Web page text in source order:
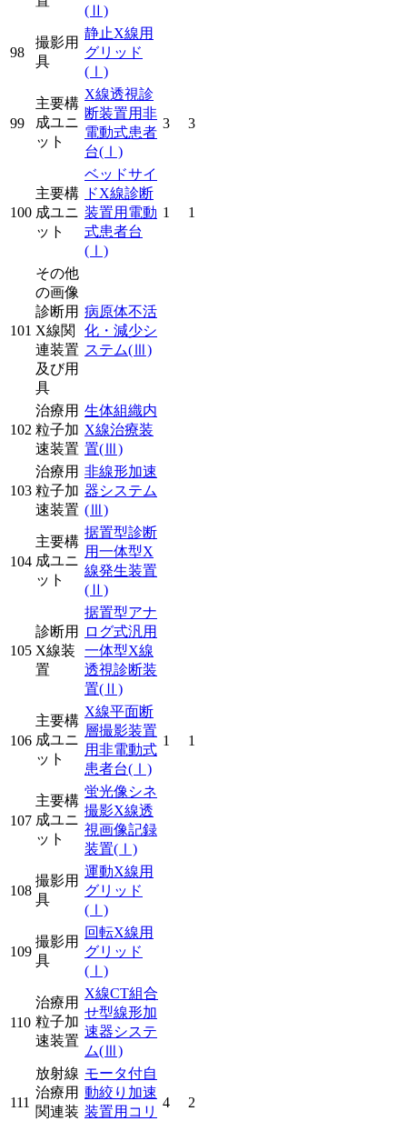
(Ⅱ)
98
撮影用
具
静止X線用
グリッド
(Ⅰ)
99
主要構
成ユニ
ット
X線透視診
断装置用非
電動式患者
台(Ⅰ)
3 3
100
主要構
成ユニ
ット
ベッドサイ
ドX線診断
装置用電動
式患者台
(Ⅰ)
1 1
101
その他
の画像
診断用
X線関
連装置
及び用
具
病原体不活
化・減少シ
ステム(Ⅲ)
102
治療用
粒子加
速装置
生体組織内
X線治療装
置(Ⅲ)
103
治療用
粒子加
速装置
非線形加速
器システム
(Ⅲ)
104
主要構
成ユニ
ット
据置型診断
用一体型X
線発生装置
(Ⅱ)
105
診断用
X線装
置
据置型アナ
ログ式汎用
一体型X線
透視診断装
置(Ⅱ)
106
主要構
成ユニ
ット
X線平面断
層撮影装置
用非電動式
患者台(Ⅰ)
1 1
107
主要構
成ユニ
ット
蛍光像シネ
撮影X線透
視画像記録
装置(Ⅰ)
108
撮影用
具
運動X線用
グリッド
(Ⅰ)
109
撮影用
具
回転X線用
グリッド
(Ⅰ)
110
治療用
粒子加
速装置
X線CT組合
せ型線形加
速器システ
ム(Ⅲ)
111
放射線
治療用
関連装
モータ付自
動絞り加速
装置用コリ
4 2